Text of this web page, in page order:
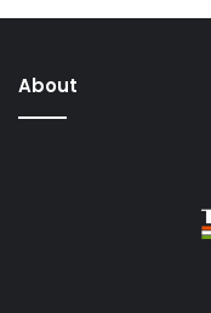
About